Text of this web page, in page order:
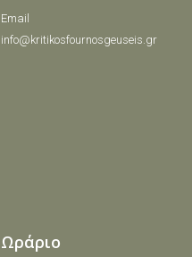
Email
info@kritikosfournosgeuseis.gr
Ωράριο